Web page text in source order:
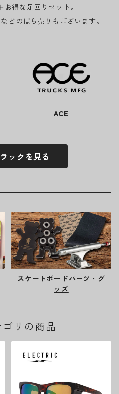
お得な足回りセット。
どのばら売りもございます。
ACE
ックを見る
スケートボードパーツ・グ
ッズ
リの商品